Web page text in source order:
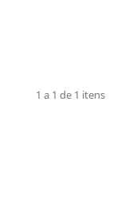
1 a 1 de 1 itens